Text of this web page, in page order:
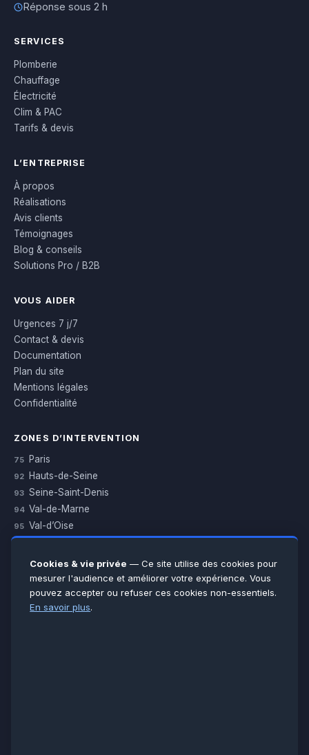
Réponse sous 2 h
SERVICES
Plomberie
Chauffage
Électricité
Clim & PAC
Tarifs & devis
L’ENTREPRISE
À propos
Réalisations
Avis clients
Témoignages
Blog & conseils
Solutions Pro / B2B
VOUS AIDER
Urgences 7 j/7
Contact & devis
Documentation
Plan du site
Mentions légales
Confidentialité
ZONES D’INTERVENTION
75 Paris
92 Hauts-de-Seine
93 Seine-Saint-Denis
94 Val-de-Marne
95 Val-d’Oise
Essonne
Seine-et-Marne
Voir toutes les villes →
Cookies & vie privée — Ce site utilise des cookies pour
mesurer l'audience et améliorer votre expérience. Vous
pouvez accepter ou refuser ces cookies non-essentiels.
En savoir plus.